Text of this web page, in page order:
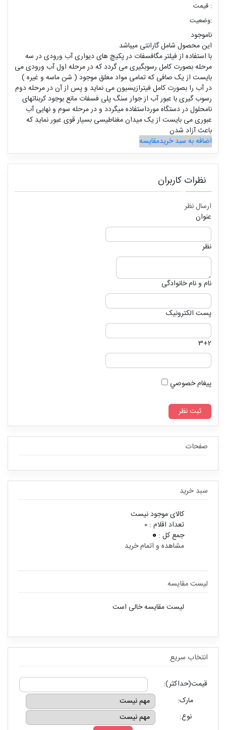
قیمت :
وضعیت:
ناموجود
این محصول شامل گارانتی میباشد
با استفاده از فیلتر مگافسفات در پکیچ های دیواری آب ورودی در سه
مرحله بصورت کامل رسوبگیری می گردد که در مرحله اول آب ورودی می
بایست از یک صافی که تمامی مواد معلق موجود ( شن ماسه و غیره )
در آب را بصورت کامل فیترازیسیون می نماید و پس از آن در مرحله دوم
رسوب گیری با عبور آب از جوار سنگ پلی فسفات مانع بوجود کربناتهای
نامحلول در دستگاه مورداستفاده میگردد و در مرحله سوم و نهایی آب
عبوری می بایست از یک میدان مغناطیسی بسیار قوی عبور نماید که
باعث آزاد شدن
اضافه به سبد خریدمقایسه
نظرات کاربران
ارسال نظر
عنوان
نظر
نام و نام خانوادگی
پست الکترونیک
3+2
پيغام خصوصي
صفحات
سبد خرید
کالای موجود نیست
تعداد اقلام : 0
جمع کل : 0
مشاهده و اتمام خرید
لیست مقایسه
لیست مقایسه خالی است
انتخاب سريع
قیمت(حداکثر):
مارک:
نوع: